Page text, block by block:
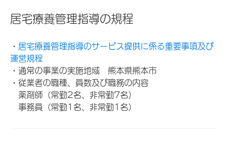
居宅療養管理指導の規程
・ 居宅療養管理指導のサービス提供に係る重要事項及び
運営規程
・通常の事業の実施地域 熊本県熊本市
・従業者の職種、員数及び職務の内容
薬剤師（常勤2名、非常勤7名）
事務員（常勤1名、非常勤1名）